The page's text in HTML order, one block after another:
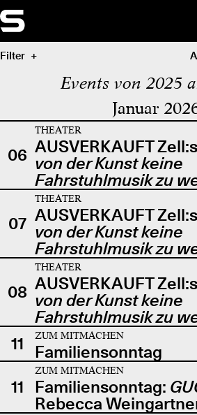
Filter
Events von 2025
Januar
06
THEATER
AUSVERKAUFT
von der Kunst keine
Fahrstuhlmusik zu
07
THEATER
AUSVERKAUFT
von der Kunst keine
Fahrstuhlmusik zu
08
THEATER
AUSVERKAUFT
von der Kunst keine
Fahrstuhlmusik zu
11
ZUM MITMACHEN
Familiensonntag
11
ZUM MITMACHEN
Familiensonntag:
Rebecca